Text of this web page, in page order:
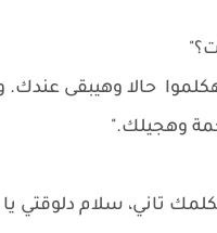
هكلموا حالا وهيبقى
وهجيلك."
تاني، سلام دلوقتي